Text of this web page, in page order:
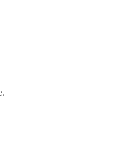
.
élasthanne